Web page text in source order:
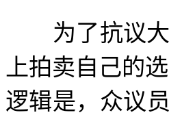
为了抗议大
上拍卖自己的
逻辑是，众议